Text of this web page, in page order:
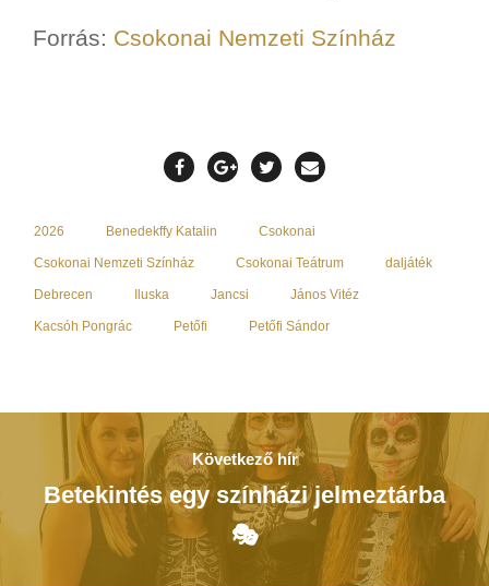
Forrás: Csokonai Nemzeti Színház
2026 Benedekffy Katalin Csokonai
Csokonai Nemzeti Színház Csokonai Teátrum daljáték
Debrecen Iluska Jancsi János Vitéz
Kacsóh Pongrác Petőfi Petőfi Sándor
Következő hír
Betekintés egy színházi jelmeztárba
🎭